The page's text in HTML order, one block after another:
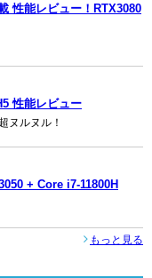
性能レビュー！RTX3080
性能レビュー
ヌルヌル！
+ Core i7-11800H
もっと見る